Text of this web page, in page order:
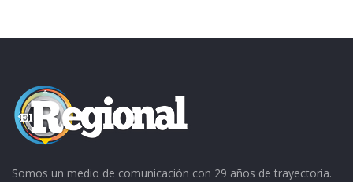
Somos un medio de comunicación con 29 años de trayectoria.